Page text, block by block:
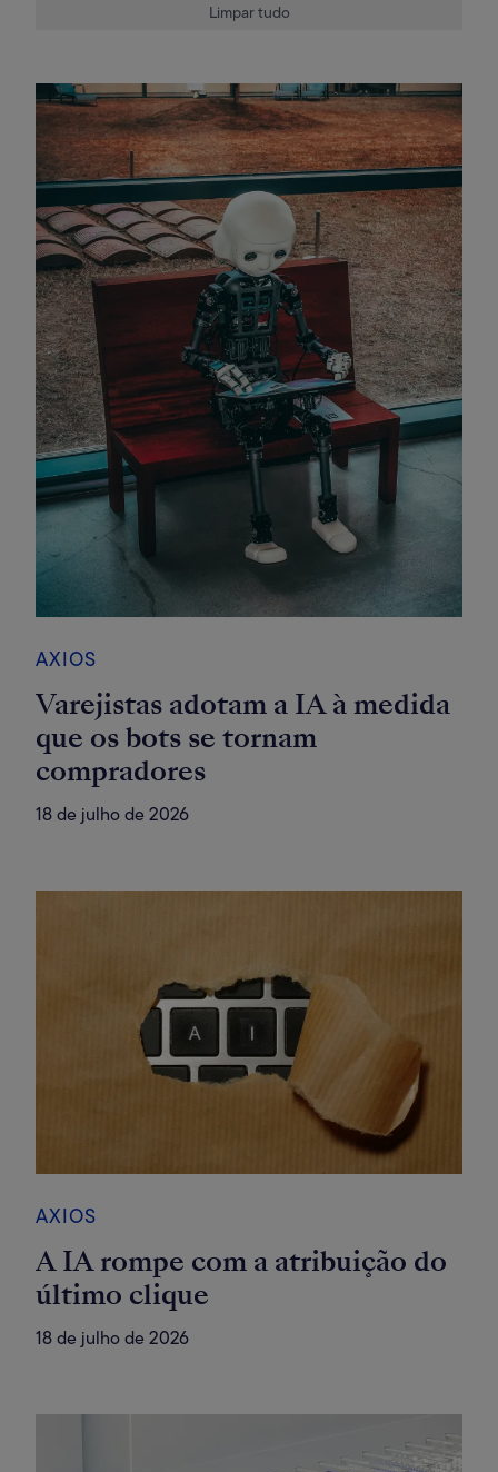
Limpar tudo
AXIOS
Varejistas adotam a IA à medida
que os bots se tornam
compradores
18 de julho de 2026
AXIOS
A IA rompe com a atribuição do
último clique
18 de julho de 2026